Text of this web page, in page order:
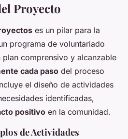
Proyecto
es un pilar para la
programa de voluntariado
plan comprensivo y alcanzable
cada paso del proceso
el diseño de actividades
identificadas,
positivo en la comunidad.
de Actividades